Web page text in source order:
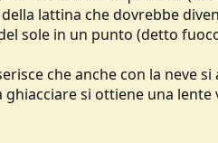
lattina che dovrebbe
sole in un punto (detto
che anche con la neve
si ottiene una lente